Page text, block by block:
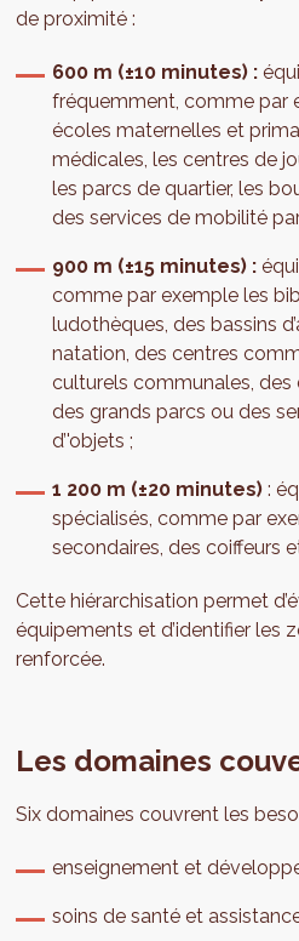
de proximité :
600 m (±10 minutes) :
fréquemment, comme par
écoles maternelles et
médicales, les centres de
les parcs de quartier, les
des services de mobilité
900 m (±15 minutes) :
comme par exemple les
ludothèques, des bassins
natation, des centres
culturels communales, des
des grands parcs ou des
d’'objets ;
1 200 m (±20 minutes) :
spécialisés, comme par
secondaires, des coiffeurs
Cette hiérarchisation permet
équipements et d’identifier les
renforcée.
Les domaines
Six domaines couvrent les
enseignement et
soins de santé et